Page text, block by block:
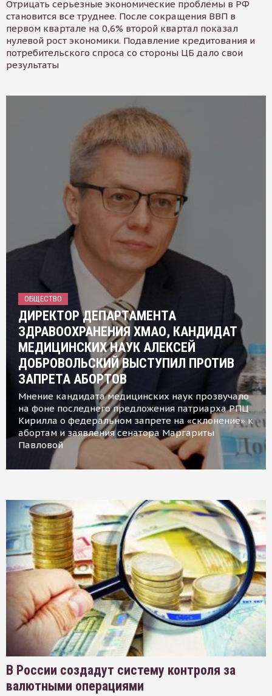
Отрицать серьезные экономические проблемы в РФ
становится все труднее. После сокращения ВВП в
первом квартале на 0,6% второй квартал показал
нулевой рост экономики. Подавление кредитования и
потребительского спроса со стороны ЦБ дало свои
результаты
ОБЩЕСТВО
ДИРЕКТОР ДЕПАРТАМЕНТА
ЗДРАВООХРАНЕНИЯ ХМАО, КАНДИДАТ
МЕДИЦИНСКИХ НАУК АЛЕКСЕЙ
ДОБРОВОЛЬСКИЙ ВЫСТУПИЛ ПРОТИВ
ЗАПРЕТА АБОРТОВ
Мнение кандидата медицинских наук прозвучало
на фоне последнего предложения патриарха РПЦ
Кирилла о федеральном запрете на «склонение» к
абортам и заявления сенатора Маргариты
Павловой
В России создадут систему контроля за
валютными операциями